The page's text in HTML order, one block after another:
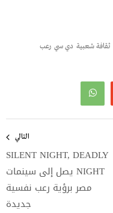
ثقافة شعبية دي سي رعب
التالي
SILENT NIGHT, DEADLY
NIGHT يصل إلى سينمات
مصر برؤية رعب نفسية
جديدة